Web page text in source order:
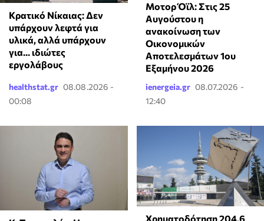
Κρατικό Νίκαιας: Δεν
υπάρχουν λεφτά για
υλικά, αλλά υπάρχουν
για... ιδιώτες
εργολάβους
healthstat.gr 08.08.2026 -
00:08
Μοτορ Όϊλ: Στις 25
Αυγούστου η
ανακοίνωση των
Οικονομικών
Αποτελεσμάτων 1ου
Εξαμήνου 2026
ienergeia.gr 08.07.2026 -
12:40
Χρηματοδότηση 204,6